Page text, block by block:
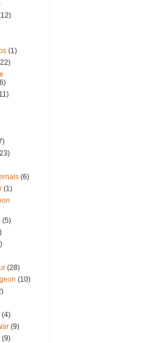
(1)
(6)
(1)
(5)
(28)
(10)
(4)
(9)
(9)